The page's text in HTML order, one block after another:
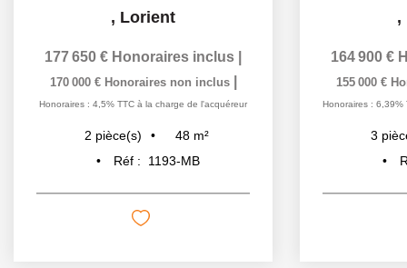
, Lorient
177 650 € Honoraires inclus
170 000 € Honoraires non inclus
Honoraires : 4,5% TTC à la charge de l'acquéreur
2 pièce(s) 48 m²
Réf :
1193-MB
,
164 900 €
155 000 €
Honoraires : 6,39%
3